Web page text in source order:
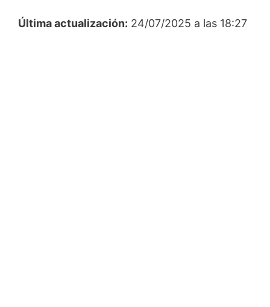
Última actualización: 24/07/2025 a las 18:27